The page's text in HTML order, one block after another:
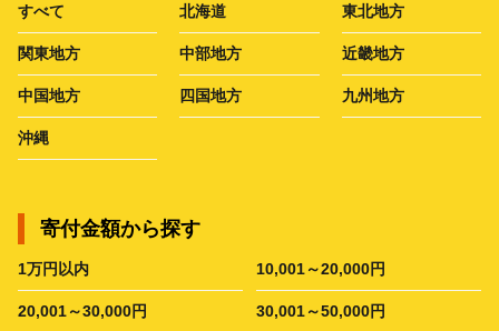
すべて 北海道 東北地方
関東地方 中部地方 近畿地方
中国地方 四国地方 九州地方
沖縄
寄付金額から探す
1万円以内 10,001～20,000円
20,001～30,000円 30,001～50,000円